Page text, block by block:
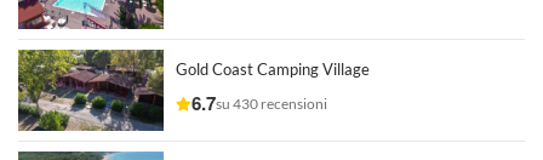
Gold Coast Camping Village
6.7su 430 recensioni